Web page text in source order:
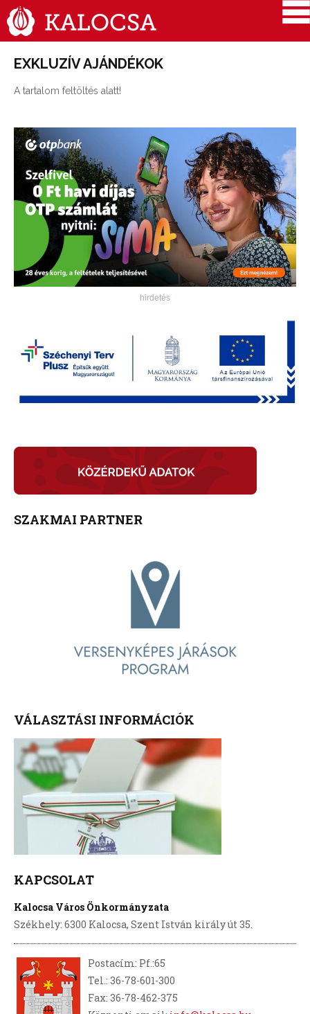
EXKLUZÍV AJÁNDÉKOK
A tartalom feltöltés alatt!
hirdetés
SZAKMAI PARTNER
VÁLASZTÁSI INFORMÁCIÓK
KAPCSOLAT
Kalocsa Város Önkormányzata
Székhely: 6300 Kalocsa, Szent István király út 35.
Postacím: Pf.:65
Tel.: 36-78-601-300
Fax: 36-78-462-375